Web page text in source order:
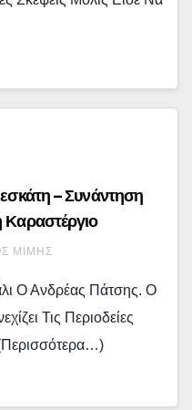
– Συνάντηση
ΜΊΜΗΣ
Ο Ανδρέας Πάτσης. Ο
Τις Περιοδείες
(περισσότερα…)